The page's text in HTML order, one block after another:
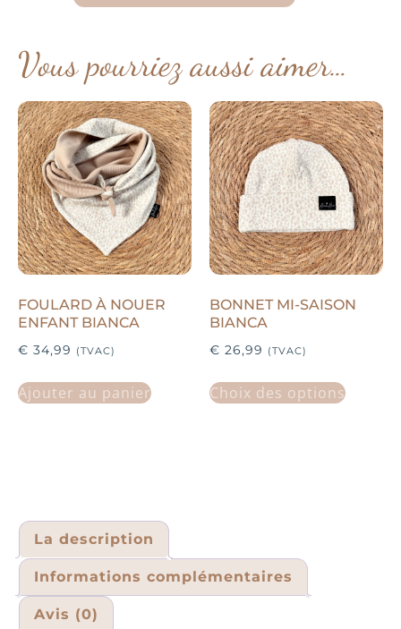
Vous pourriez aussi aimer…
FOULARD À NOUER
ENFANT BIANCA
€ 34,99 (TVAC)
Ajouter au panier
BONNET MI-SAISON
BIANCA
€ 26,99 (TVAC)
Choix des options
La description
Informations complémentaires
Avis (0)